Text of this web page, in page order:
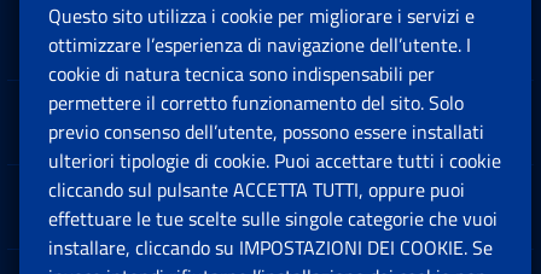
Sedi e Contatti
Software
Note Legali
Questo sito utilizza i cookie per migliorare i servizi e
ottimizzare l’esperienza di navigazione dell’utente. I
cookie di natura tecnica sono indispensabili per
permettere il corretto funzionamento del sito. Solo
previo consenso dell’utente, possono essere installati
ulteriori tipologie di cookie. Puoi accettare tutti i cookie
cliccando sul pulsante ACCETTA TUTTI, oppure puoi
effettuare le tue scelte sulle singole categorie che vuoi
installare, cliccando su IMPOSTAZIONI DEI COOKIE. Se